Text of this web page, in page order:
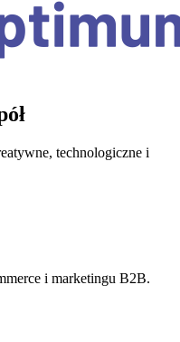
technologiczne i
i marketingu B2B.